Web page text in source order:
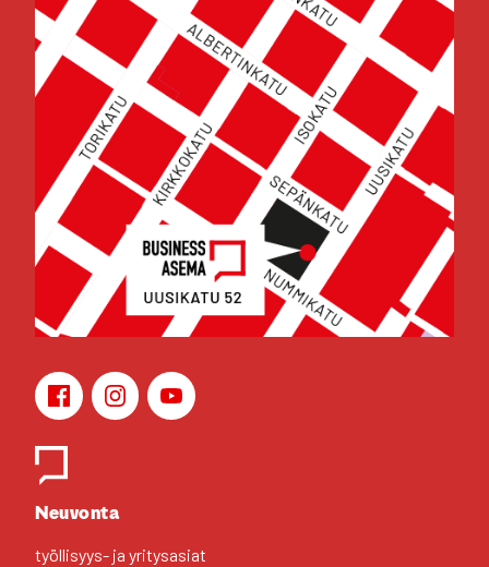
Face­bookIns­ta­gramYou­Tu­be
Neu­von­ta
työl­li­syys- ja yri­tys­asiat